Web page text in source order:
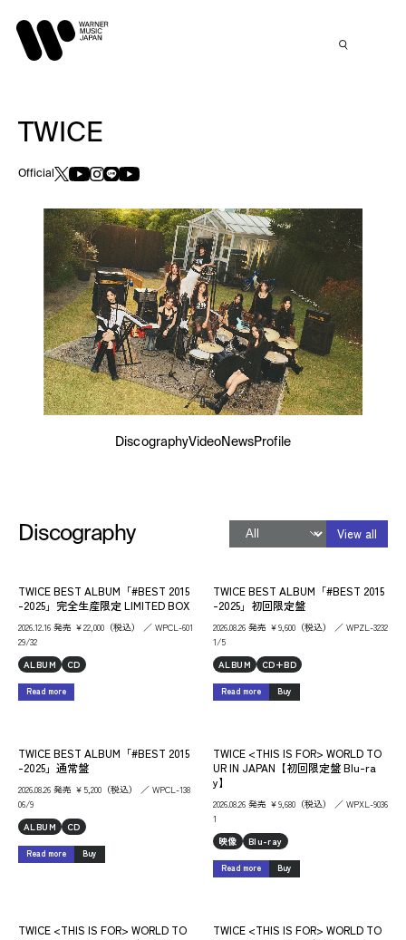
TWICE
Official
DiscographyVideoNewsProfile
Discography View all
TWICE BEST ALBUM「#BEST 2015
-2025」完全生産限定 LIMITED BOX
2026.12.16 発売 ￥22,000（税込） ／ WPCL-601
29/32
ALBUM
CD
Read more
TWICE BEST ALBUM「#BEST 2015
-2025」初回限定盤
2026.08.26 発売 ￥9,600（税込） ／ WPZL-3232
1/5
ALBUM
CD+BD
Read more Buy
TWICE BEST ALBUM「#BEST 2015
-2025」通常盤
2026.08.26 発売 ￥5,200（税込） ／ WPCL-138
06/9
ALBUM
CD
Read more Buy
TWICE <THIS IS FOR> WORLD TO
UR IN JAPAN【初回限定盤 Blu-ra
y】
2026.08.26 発売 ￥9,680（税込） ／ WPXL-9036
1
映像
Blu-ray
Read more Buy
TWICE <THIS IS FOR> WORLD TO
TWICE <THIS IS FOR> WORLD TO